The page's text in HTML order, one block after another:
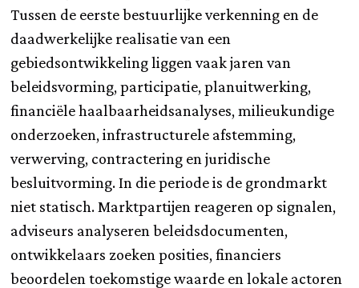
Tussen de eerste bestuurlijke verkenning en de
daadwerkelijke realisatie van een
gebiedsontwikkeling liggen vaak jaren van
beleidsvorming, participatie, planuitwerking,
financiële haalbaarheidsanalyses, milieukundige
onderzoeken, infrastructurele afstemming,
verwerving, contractering en juridische
besluitvorming. In die periode is de grondmarkt
niet statisch. Marktpartijen reageren op signalen,
adviseurs analyseren beleidsdocumenten,
ontwikkelaars zoeken posities, financiers
beoordelen toekomstige waarde en lokale actoren